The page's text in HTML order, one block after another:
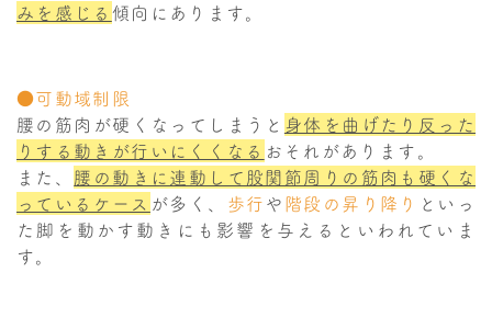
みを感じる 傾向にあります。
●可動域制限
腰の筋肉が硬くなってしまうと 身体を曲げたり反った
りする動きが行いにくくなる おそれがあります。
また、 腰の動きに連動して股関節周りの筋肉も硬くな
っているケース が多く、 歩行や階段の昇り降り といっ
た脚を動かす動きにも影響を与えるといわれていま
す。